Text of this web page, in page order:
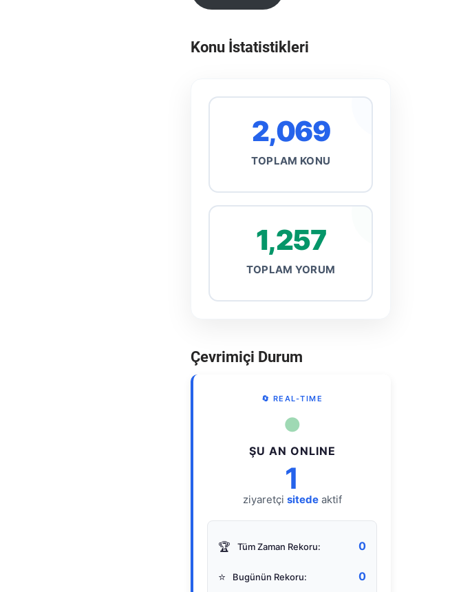
Konu İstatistikleri
2,069
TOPLAM KONU
1,257
TOPLAM YORUM
Çevrimiçi Durum
🔄 REAL-TIME
●
ŞU AN ONLINE
1
ziyaretçi sitedeaktif
🏆 Tüm Zaman Rekoru: 0
⭐ Bugünün Rekoru: 0